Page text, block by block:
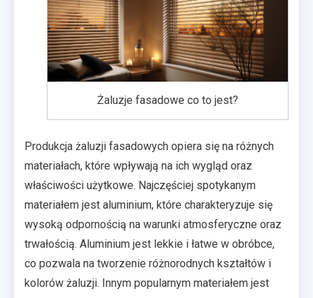
Żaluzje fasadowe co to jest?
Produkcja żaluzji fasadowych opiera się na różnych
materiałach, które wpływają na ich wygląd oraz
właściwości użytkowe. Najczęściej spotykanym
materiałem jest aluminium, które charakteryzuje się
wysoką odpornością na warunki atmosferyczne oraz
trwałością. Aluminium jest lekkie i łatwe w obróbce,
co pozwala na tworzenie różnorodnych kształtów i
kolorów żaluzji. Innym popularnym materiałem jest